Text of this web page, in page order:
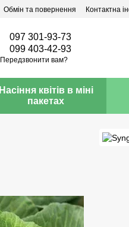
Обмін та повернення Контактна
097 301-93-73
099 403-42-93
Передзвонити вам?
Насіння квітів в міні
пакетах